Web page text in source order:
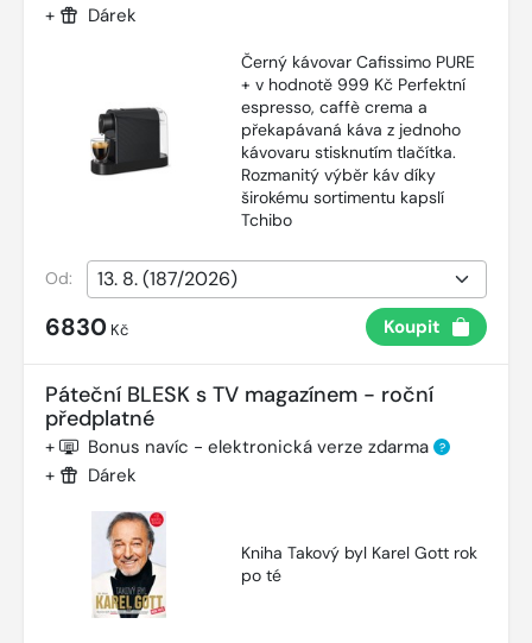
+ Dárek
Černý kávovar Cafissimo PURE
+ v hodnotě 999 Kč Perfektní
espresso, caffè crema a
překapávaná káva z jednoho
kávovaru stisknutím tlačítka.
Rozmanitý výběr káv díky
širokému sortimentu kapslí
Tchibo
Od:
6830 Kč Koupit
Páteční BLESK s TV magazínem - roční
předplatné
+ Bonus navíc - elektronická verze zdarma ?
+ Dárek
Kniha Takový byl Karel Gott rok
po té